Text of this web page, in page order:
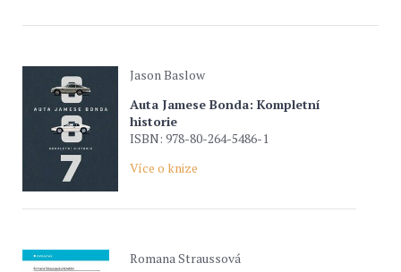
Jason Baslow
Auta Jamese Bonda: Kompletní
historie
ISBN: 978-80-264-5486-1
Více o knize
Romana Straussová